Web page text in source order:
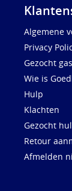
Algemene
Privacy
Gezocht
Wie is
Hulp
Klachten
Gezocht
Retour
Afmelden